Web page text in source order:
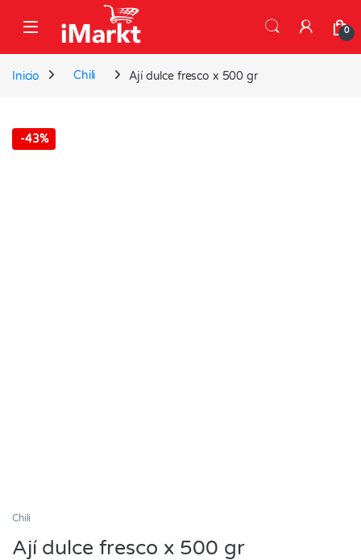
0
Inicio Chili Ají dulce fresco x 500 gr
-43%
Chili
Ají dulce fresco x 500 gr